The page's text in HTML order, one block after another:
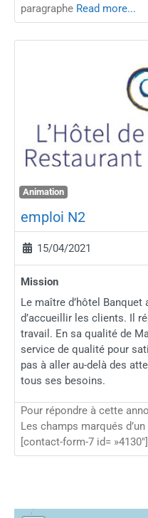
paragraphe Read more...
Animation
emploi N2
15/04/2021
Mission
Le maître d’hôtel
d’accueillir les clients. Il
travail. En sa qualité de
service de qualité pour
pas à aller au-delà des
tous ses besoins.
Pour répondre à cette
Les champs marqués
[contact-form-7 id=